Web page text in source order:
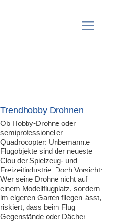
Trendhobby Drohnen
Ob Hobby-Drohne oder
semiprofessioneller
Quadrocopter: Unbemannte
Flugobjekte sind der neueste
Clou der Spielzeug- und
Freizeitindustrie. Doch Vorsicht:
Wer seine Drohne nicht auf
einem Modellflugplatz, sondern
im eigenen Garten fliegen lässt,
riskiert, dass beim Flug
Gegenstände oder Dächer